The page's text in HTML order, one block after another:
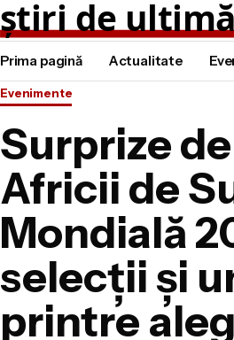
Prima pagină Actualitate
Evenimente
Surprize
Africii de
Mondială
selecții și
printre